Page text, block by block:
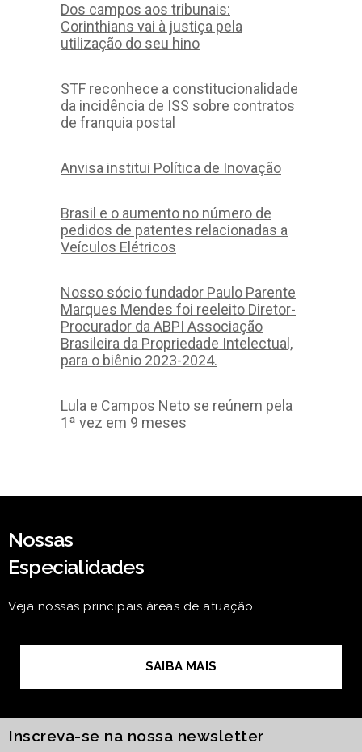
Dos campos aos tribunais:
Corinthians vai à justiça pela
utilização do seu hino
STF reconhece a constitucionalidade
da incidência de ISS sobre contratos
de franquia postal
Anvisa institui Política de Inovação
Brasil e o aumento no número de
pedidos de patentes relacionadas a
Veículos Elétricos
Nosso sócio fundador Paulo Parente
Marques Mendes foi reeleito Diretor-
Procurador da ABPI Associação
Brasileira da Propriedade Intelectual,
para o biênio 2023-2024.
Lula e Campos Neto se reúnem pela
1ª vez em 9 meses
Nossas
Especialidades
Veja nossas principais áreas de atuação
SAIBA MAIS
Inscreva-se na nossa newsletter